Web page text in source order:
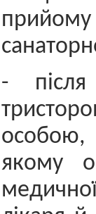
- після
особою,
якому